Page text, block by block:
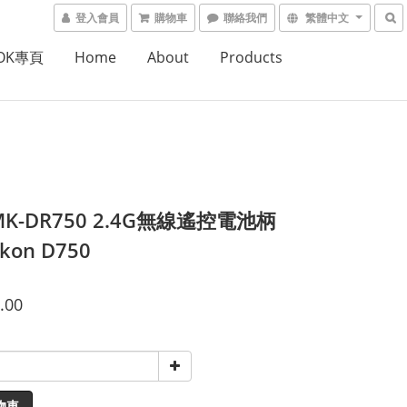
登入會員 購物車 聯絡我們 繁體中文
專頁 Home About Products
DR750 2.4G無線遙控電池柄
D750